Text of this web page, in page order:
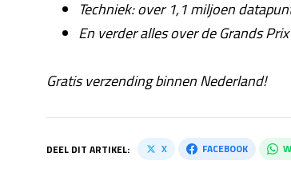
Techniek: over 1,1 miljoen
En verder alles over de Grands
Gratis verzending binnen Nederland!
DEEL DIT ARTIKEL: X FACEBOOK